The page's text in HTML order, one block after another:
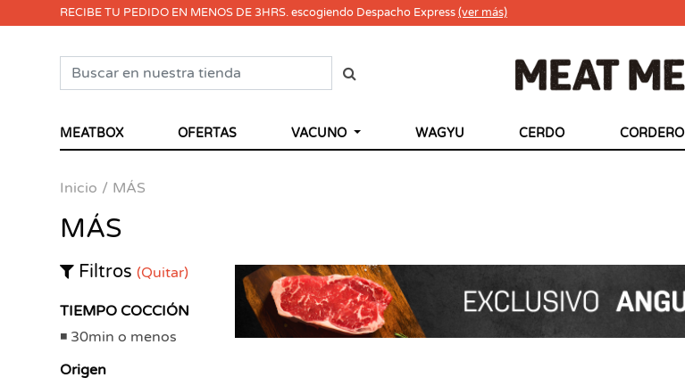
RECIBE TU PEDIDO EN MENOS DE 3HRS. escogiendo Despacho Express(ver más)
MEATBOX OFERTAS VACUNO WAGYU CERDO CORDERO
Inicio MÁS
MÁS
Filtros (Quitar)
TIEMPO COCCIÓN
30min o menos
Origen